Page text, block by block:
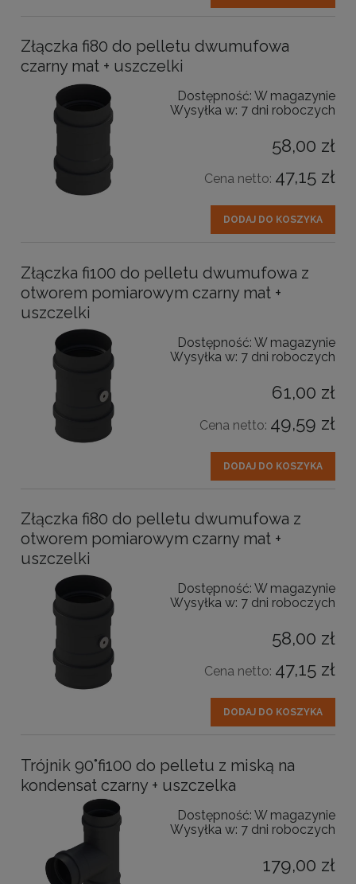
Złączka fi80 do pelletu dwumufowa
czarny mat + uszczelki
Dostępność: W magazynie
Wysyłka w: 7 dni roboczych
58,00 zł
Cena netto: 47,15 zł
DODAJ DO KOSZYKA
Złączka fi100 do pelletu dwumufowa z
otworem pomiarowym czarny mat +
uszczelki
Dostępność: W magazynie
Wysyłka w: 7 dni roboczych
61,00 zł
Cena netto: 49,59 zł
DODAJ DO KOSZYKA
Złączka fi80 do pelletu dwumufowa z
otworem pomiarowym czarny mat +
uszczelki
Dostępność: W magazynie
Wysyłka w: 7 dni roboczych
58,00 zł
Cena netto: 47,15 zł
DODAJ DO KOSZYKA
Trójnik 90˚fi100 do pelletu z miską na
kondensat czarny + uszczelka
Dostępność: W magazynie
Wysyłka w: 7 dni roboczych
179,00 zł